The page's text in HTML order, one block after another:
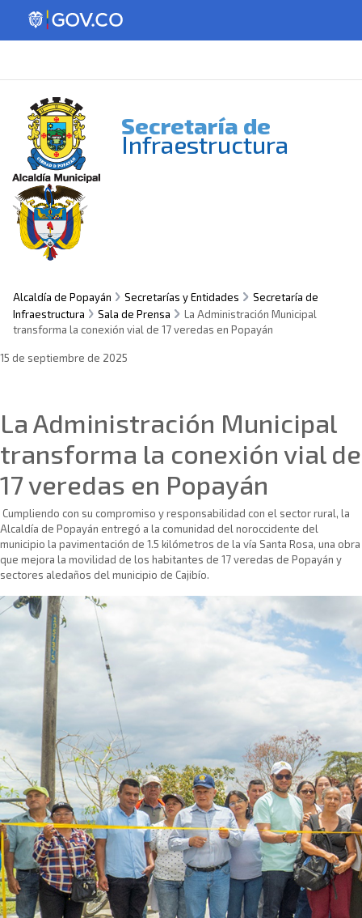
Secretaría de
Infraestructura
Alcaldía de Popayán Secretarías y Entidades
Secretaría de
Infraestructura
Sala de Prensa
La Administración Municipal
transforma la conexión vial de 17 veredas en Popayán
15 de septiembre de 2025
La Administración Municipal
transforma la conexión vial de
17 veredas en Popayán
Cumpliendo con su compromiso y responsabilidad con el sector rural, la
Alcaldía de Popayán entregó a la comunidad del noroccidente del
municipio la pavimentación de 1.5 kilómetros de la vía Santa Rosa, una obra
que mejora la movilidad de los habitantes de 17 veredas de Popayán y
sectores aledaños del municipio de Cajibío.